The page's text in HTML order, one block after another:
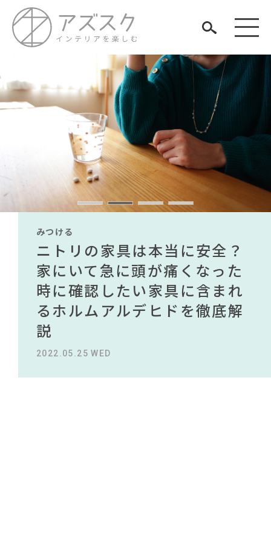
TAG LIST
#MoMA#KEYUCA#タンスのゲン
#2022 春ドラマ
#サステナブル#木図鑑
#大塚家具#カリモク家具#ヤマソロ
#インテリアコーディネート#展示会
#大川家具#田中みな実 #アダル#良品計画#岡崎製材
#コメリ#波瑠#岸井ゆきの#テレワーク#関家具
#インテリアの法則
#ソファ#DINOS CORPORATION
#ニトリ
#フェリシモ
#2022 秋ドラマ#コクヨ
#インテリアスタイリングの法則
見つける
知る
楽しむ
ARCHIVE
NEWS
ABOUT
みつける
無印で有名デザイナーのアイ
テムが手に入る？無印良品で
買える有名デザイナーがデザ
インしたインテリアを一挙紹
介
2022.10.24 MON
みつける
IKEA家具は引っ越し業者を悩
ませる？引っ越し業者に敬遠
されている理由を徹底解
説！！
2023.09.27 WED
みつける
ニトリの家具は本当に安全？
家にいて急に頭が痛くなった
時に確認したい家具に含まれ
るホルムアルデヒドを徹底解
説
2022.05.25 WED
みつける
【部屋をおしゃれにしたい人
必見】今話題のインテリアス
タイルから定番スタイルまで
紹介！おすすめインテリアス
タイル18選
2023.09.23 SAT
みつける
無印で有名デザイナーのアイ
テムが手に入る？無印良品で
買える有名デザイナーがデザ
インしたインテリアを一挙紹
介
2022.10.24 MON
みつける
IKEA家具は引っ越し業者を悩
ませる？引っ越し業者に敬遠
されている理由を徹底解
説！！
2023.09.27 WED